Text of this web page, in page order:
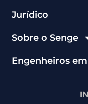
Jurídico
Sobre o Senge
Engenheiros